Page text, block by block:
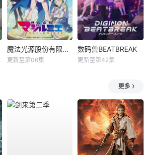
魔法光源股份有限公司第二季
更新至第06集
数码兽BEATBREAK
更新至第42集
更多